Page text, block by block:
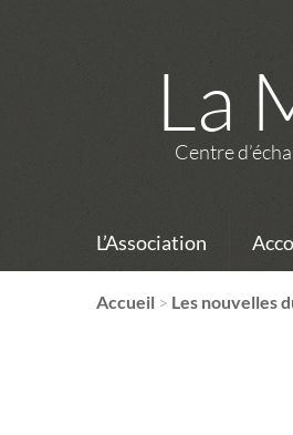
La
Centre
L’Association
Accueil > Les nouvelles